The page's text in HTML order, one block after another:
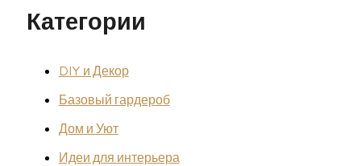
Категории
DIY и Декор
Базовый гардероб
Дом и Уют
Идеи для интерьера